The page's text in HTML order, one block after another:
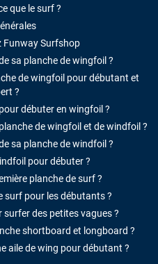
que le surf ?
Funway Surfshop
sa planche de wingfoil ?
de wingfoil pour débutant et
?
débuter en wingfoil ?
de wingfoil et de windfoil ?
sa planche de windfoil ?
pour débuter ?
planche de surf ?
surf pour les débutants ?
des petites vagues ?
shortboard et longboard ?
aile de wing pour débutant ?